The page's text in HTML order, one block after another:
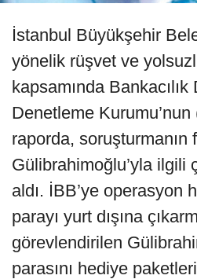
İstanbul Büyükşehir
yönelik rüşvet ve
kapsamında
Denetleme Kurumu’nun
raporda, soruşturmanın
Gülibrahimoğlu’yla ilgili
aldı. İBB’ye operasyon
parayı yurt dışına
görevlendirilen
parasını hediye